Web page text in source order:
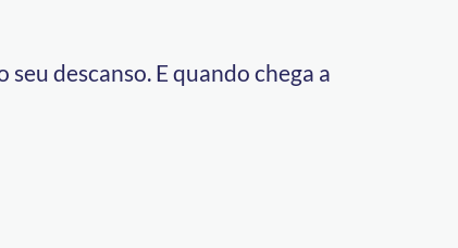
descanso. E quando chega a